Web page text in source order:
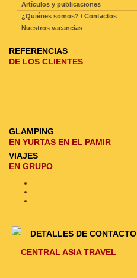
Artículos y publicaciones
¿Quiénes somos? / Contactos
Nuestros vacancias
REFERENCIAS
DE LOS CLIENTES
GLAMPING
EN YURTAS EN EL PAMIR
VIAJES
EN GRUPO
DETALLES DE CONTACTO
CENTRAL ASIA TRAVEL